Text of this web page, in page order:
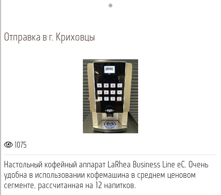
Отправка в г. Криховцы
1075
Настольный кофейный аппарат LaRhea Business Line eC. Очень
удобна в использовании кофемашина в среднем ценовом
сегменте, рассчитанная на 12 напитков.